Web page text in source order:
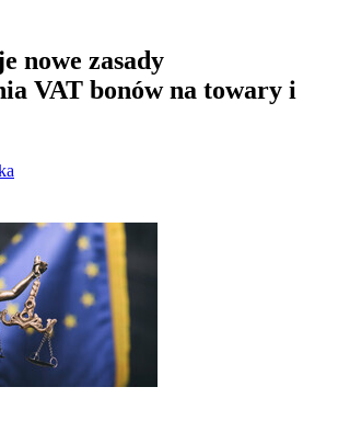
nowe zasady
VAT bonów na towary i